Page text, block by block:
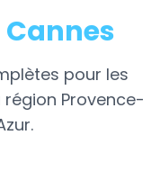
Cannes
pour les
région Provence-
.